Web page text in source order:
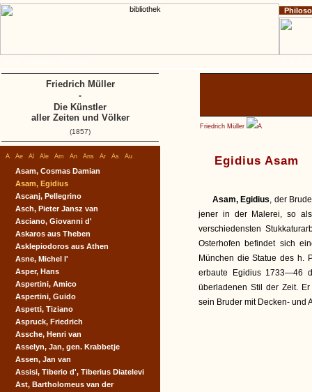
Friedrich Müller A
Egidius Asam
Asam, Egidius, der
jener in der Malerei, so
verschiedensten
Osterhofen befindet sich
München die Statue des h.
erbaute Egidius 1733—46
überladenen Stil der Zeit.
sein Bruder mit Decken- und
A Ae Al Ale Am An Ans Ar As Au
Asam, Cosmas Damian
Asam, Egidius
Ascanj, Pellegrino
Asch, Pieter Jansz van
Asciano, Giovanni d'
Askaros aus Theben
Asklepiodoros aus Athen
Asne, Michel l'
Asper, Hans
Aspertini, Amico
Aspertini, Guido
Aspetti, Tiziano
Aspruck, Friedrich
Assche, Henri van
Asselyn, Jan, gen. Krabbetje
Assen, Jan van
Assisi, Tiberio d', Tiberius Diatelevi
Ast, Bartholomeus van der
Friedrich Müller
-
Die Künstler
aller Zeiten und Völker
(1857)